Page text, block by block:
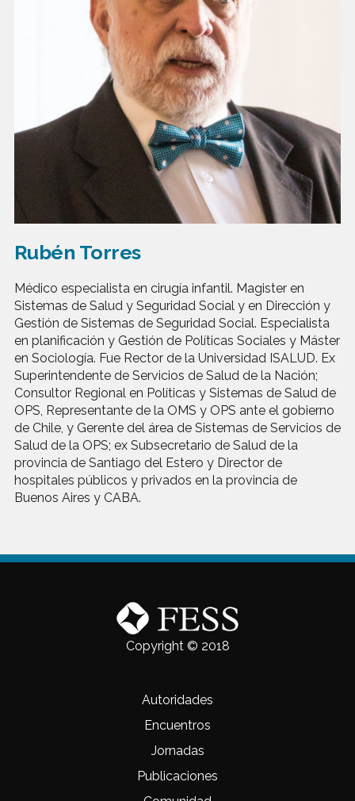
Rubén Torres
Médico especialista en cirugía infantil. Magister en
Sistemas de Salud y Seguridad Social y en Dirección y
Gestión de Sistemas de Seguridad Social. Especialista
en planificación y Gestión de Políticas Sociales y Máster
en Sociología. Fue Rector de la Universidad ISALUD. Ex
Superintendente de Servicios de Salud de la Nación;
Consultor Regional en Políticas y Sistemas de Salud de
OPS, Representante de la OMS y OPS ante el gobierno
de Chile, y Gerente del área de Sistemas de Servicios de
Salud de la OPS; ex Subsecretario de Salud de la
provincia de Santiago del Estero y Director de
hospitales públicos y privados en la provincia de
Buenos Aires y CABA.
Copyright © 2018
Autoridades
Encuentros
Jornadas
Publicaciones